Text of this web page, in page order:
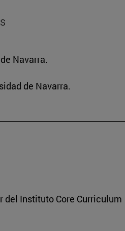
Navarra.
de Navarra.
del Instituto Core Curriculum